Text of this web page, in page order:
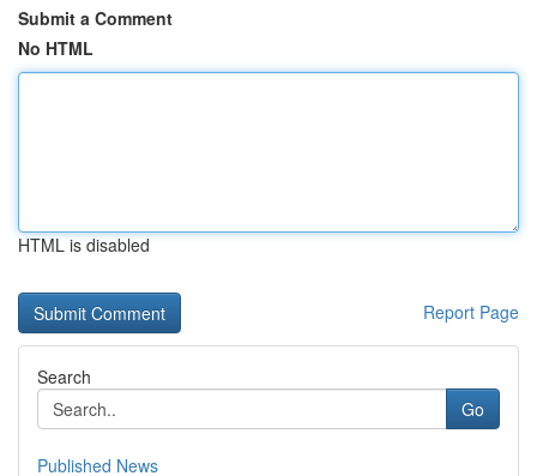
Submit a Comment
No HTML
HTML is disabled
Report Page
Search
Go
Published News